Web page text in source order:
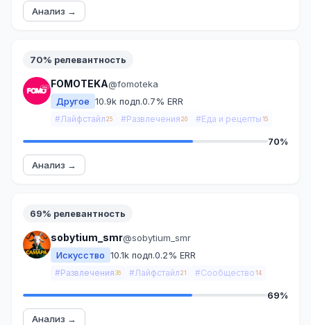
Анализ →
70% релевантность
FOMOTEKA@fomoteka
Другое 10.9k подп.0.7% ERR
#Лайфстайл 25 #Развлечения 20 #Еда и рецепты 15
70%
Анализ →
69% релевантность
sobytium_smr@sobytium_smr
Искусство 10.1k подп.0.2% ERR
#Развлечения 36 #Лайфстайл 21 #Сообщество 14
69%
Анализ →